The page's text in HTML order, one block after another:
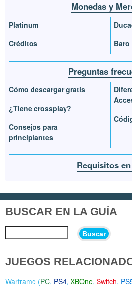
Monedas y
Platinum
Créditos
Baro
Preguntas
Cómo descargar gratis
¿Tiene crossplay?
Consejos para
principiantes
Requisitos en
BUSCAR EN LA GUÍA
Buscar
JUEGOS
Warframe (PC, PS4,XBOne,Switch,